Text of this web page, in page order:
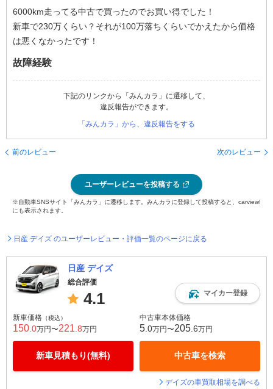
6000km走ってる中古で買ったのでお買い得でした！
新車で230万くらい？それが100万落ちくらいでかえたから価格
は悪くなかったです！
故障経験
下記のリンクから「みんカラ」に遷移して、
違反報告ができます。
「みんカラ」から、違反報告をする
前のレビュー 次のレビュー
ユーザーレビューを投稿する
※自動車SNSサイト「みんカラ」に遷移します。みんカラに登録して投稿すると、carview!
にも表示されます。
日産 デイズ のユーザーレビュー・評価一覧のページに戻る
日産 デイズ
総合評価
4.1 マイカー登録
新車価格 （税込）
150 .0万円〜221 .8万円
新車見積もり(無料)
中古車本体価格
5 .0万円〜205 .6万円
中古車を検索
デイズの車買取相場を調べる